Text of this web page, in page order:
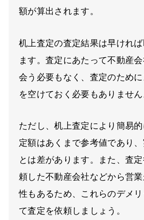
額が算出されます。
机上査定の査定結果は早けれ
ます。査定にあたって不動産
会う必要もなく、査定のため
を空けておく必要もありません
ただし、机上査定により簡易
定額はあくまで参考値であり
とは差があります。また、査
頼した不動産会社などから営
性もあるため、これらのデメリ
て査定を依頼しましょう。